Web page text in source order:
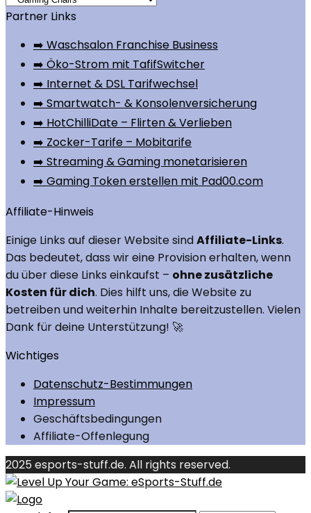
Partner Links
➡️ Waschsalon Franchise Business
➡️ Öko-Strom mit TafifSwitcher
➡️ Internet & DSL Tarifwechsel
➡️ Smartwatch- & Konsolenversicherung
➡️ HotChilliDate – Flirten & Verlieben
➡️ Zocker-Tarife – Mobitarife
➡️ Streaming & Gaming monetarisieren
➡️ Gaming Token erstellen mit Pad00.com
Affiliate-Hinweis
Einige Links auf dieser Website sindAffiliate-Links.
Das bedeutet, dass wir eine Provision erhalten, wenn
du über diese Links einkaufst – ohne zusätzliche
Kosten für dich. Dies hilft uns, die Website zu
betreiben und weiterhin Inhalte bereitzustellen. Vielen
Dank für deine Unterstützung! 🚀
Wichtiges
Datenschutz-Bestimmungen
Impressum
Geschäftsbedingungen
Affiliate-Offenlegung
2025 esports-stuff.de. All rights reserved.